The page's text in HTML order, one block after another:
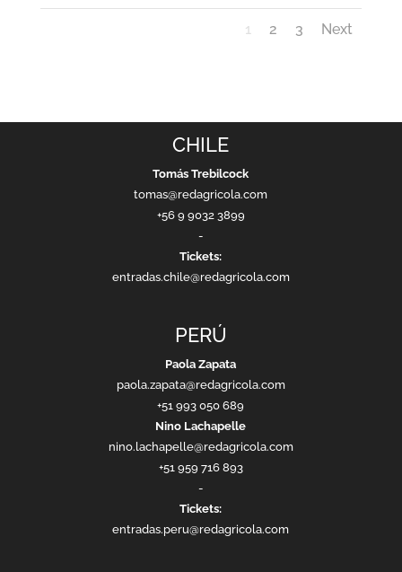
1 2 3 Next
CHILE
Tomás Trebilcock
tomas@redagricola.com
+56 9 9032 3899
-
Tickets:
entradas.chile@redagricola.com
PERÚ
Paola Zapata
paola.zapata@redagricola.com
+51 993 050 689
Nino Lachapelle
nino.lachapelle@redagricola.com
+51 959 716 893
-
Tickets:
entradas.peru@redagricola.com